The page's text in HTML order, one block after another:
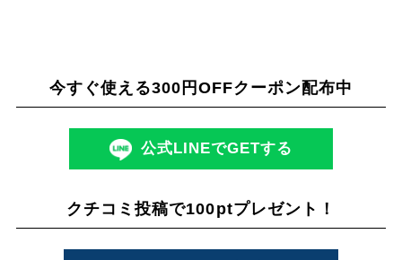
今すぐ使える300円OFFクーポン配布中
公式LINEでGETする
クチコミ投稿で100ptプレゼント！